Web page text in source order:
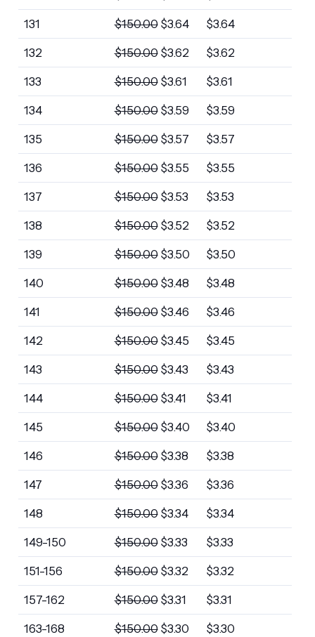
131 $150.00 $3.64 $3.64
132 $150.00 $3.62 $3.62
133 $150.00 $3.61 $3.61
134 $150.00 $3.59 $3.59
135 $150.00 $3.57 $3.57
136 $150.00 $3.55 $3.55
137 $150.00 $3.53 $3.53
138 $150.00 $3.52 $3.52
139 $150.00 $3.50 $3.50
140 $150.00 $3.48 $3.48
141 $150.00 $3.46 $3.46
142 $150.00 $3.45 $3.45
143 $150.00 $3.43 $3.43
144 $150.00 $3.41 $3.41
145 $150.00 $3.40 $3.40
146 $150.00 $3.38 $3.38
147 $150.00 $3.36 $3.36
148 $150.00 $3.34 $3.34
149-150 $150.00 $3.33 $3.33
151-156 $150.00 $3.32 $3.32
157-162 $150.00 $3.31 $3.31
163-168 $150.00 $3.30 $3.30